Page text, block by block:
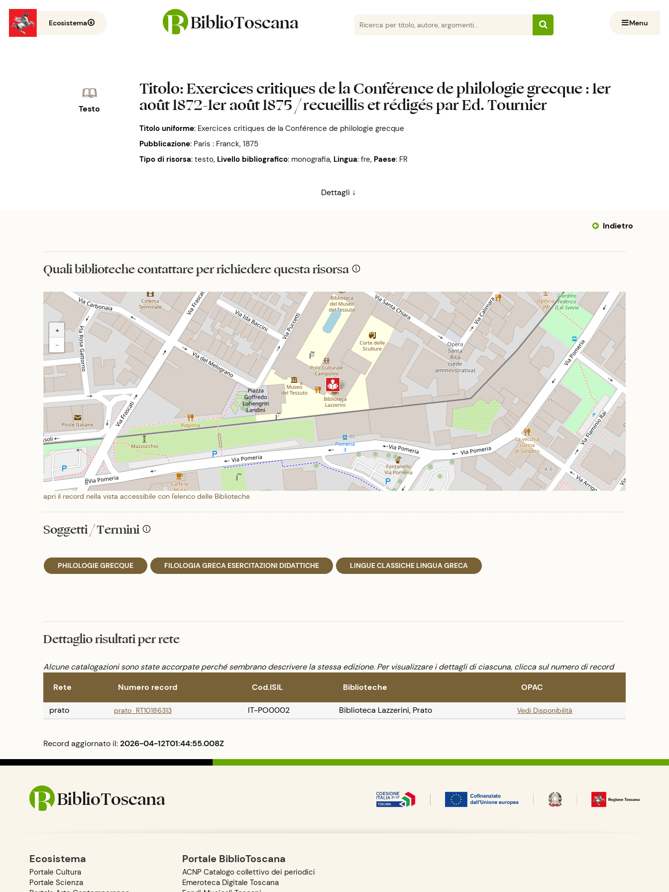
Ecosistema BiblioToscana Menu
Testo
Titolo: Exercices critiques de la Conférence de philologie grecque : 1er
août 1872-1er août 1875 / recueillis et rédigés par Ed. Tournier
Titolo uniforme: Exercices critiques de la Conférence de philologie grecque
Pubblicazione: Paris : Franck, 1875
Tipo di risorsa: testo, Livello bibliografico: monografia, Lingua: fre, Paese: FR
Dettagli ↓
Indietro
Quali biblioteche contattare per richiedere questa risorsa
+
−
apri il record nella vista accessibile con l'elenco delle Biblioteche
Soggetti / Termini
PHILOLOGIE GRECQUE FILOLOGIA GRECA ESERCITAZIONI DIDATTICHE LINGUE CLASSICHE LINGUA GRECA
Dettaglio risultati per rete
Alcune catalogazioni sono state accorpate perché sembrano descrivere la stessa edizione. Per visualizzare i dettagli di ciascuna, clicca sul numero di record
Rete
Numero record Cod.ISIL Biblioteche OPAC
prato prato_RT10186313 IT-PO0002 Biblioteca Lazzerini, Prato Vedi Disponibilità
Record aggiornato il:2026-04-12T01:44:55.008Z
BiblioToscana
Ecosistema
Portale Cultura
Portale Scienza
Portale BiblioToscana
ACNP Catalogo collettivo dei periodici
Emeroteca Digitale Toscana